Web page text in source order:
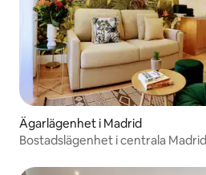
Ägarlägenhet i Madrid
Bostadslägenhet i centrala Madrid